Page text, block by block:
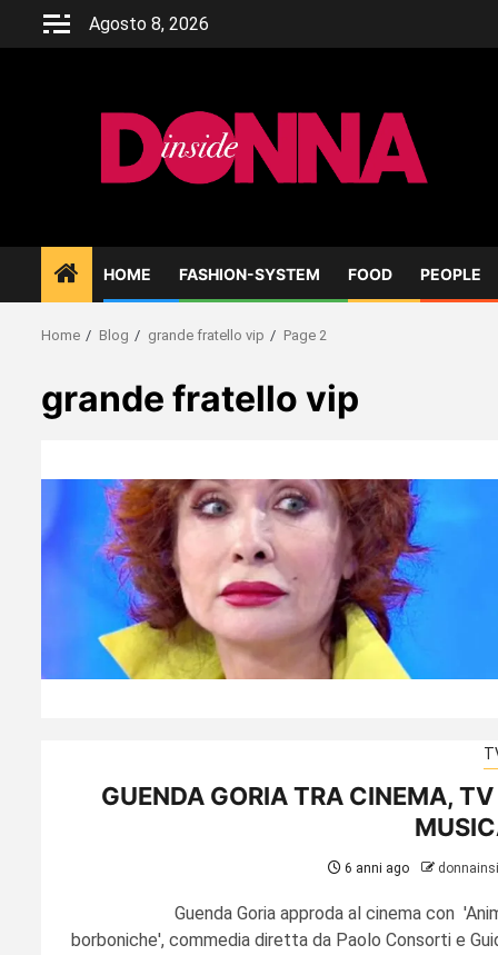
Agosto 8, 2026
HOME FASHION-SYSTEM FOOD PEOPLE
Home Blog grande fratello vip Page 2
grande fratello vip
GUENDA GORIA TRA CINEMA, TV
6 anni ago
Guenda Goria approda al cinema con
borboniche', commedia diretta da Paolo Consorti e